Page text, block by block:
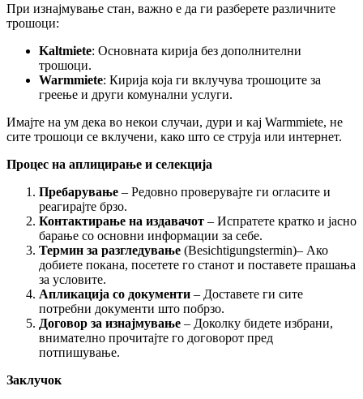
При изнајмување стан, важно е да ги разберете различните
трошоци:​
Kaltmiete: Основната кирија без дополнителни
трошоци.​
Warmmiete: Кирија која ги вклучува трошоците за
греење и други комунални услуги.​
Имајте на ум дека во некои случаи, дури и кај Warmmiete, не
сите трошоци се вклучени, како што се струја или интернет.
Процес на аплицирање и селекција
Пребарување – Редовно проверувајте ги огласите и
реагирајте брзо.
Контактирање на издавачот – Испратете кратко и јасно
барање со основни информации за себе.
Термин за разгледување (Besichtigungstermin)– Ако
добиете покана, посетете го станот и поставете прашања
за условите.
Апликација со документи – Доставете ги сите
потребни документи што побрзо.
Договор за изнајмување – Доколку бидете избрани,
внимателно прочитајте го договорот пред
потпишување.
Заклучок